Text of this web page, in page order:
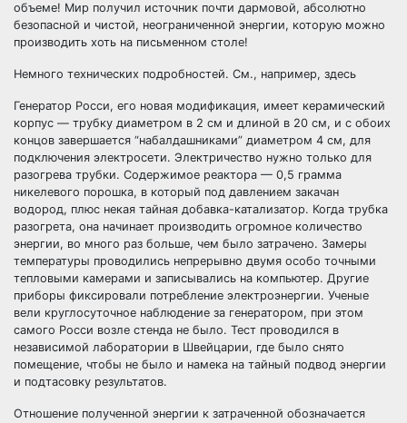
объеме! Мир получил источник почти дармовой, абсолютно
безопасной и чистой, неограниченной энергии, которую можно
производить хоть на письменном столе!
Немного технических подробностей. См., например, здесь
Генератор Росси, его новая модификация, имеет керамический
корпус — трубку диаметром в 2 см и длиной в 20 см, и с обоих
концов завершается “набалдашниками” диаметром 4 см, для
подключения электросети. Электричество нужно только для
разогрева трубки. Содержимое реактора — 0,5 грамма
никелевого порошка, в который под давлением закачан
водород, плюс некая тайная добавка-катализатор. Когда трубка
разогрета, она начинает производить огромное количество
энергии, во много раз больше, чем было затрачено. Замеры
температуры проводились непрерывно двумя особо точными
тепловыми камерами и записывались на компьютер. Другие
приборы фиксировали потребление электроэнергии. Ученые
вели круглосуточное наблюдение за генератором, при этом
самого Росси возле стенда не было. Тест проводился в
независимой лаборатории в Швейцарии, где было снято
помещение, чтобы не было и намека на тайный подвод энергии
и подтасовку результатов.
Отношение полученной энергии к затраченной обозначается